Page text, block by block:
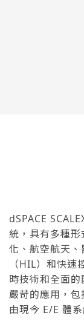
dSPACE
統，具有多種
化、航空航天
（HIL）和快
時技術和全面
嚴苛的應用，
由現今 E/E 體